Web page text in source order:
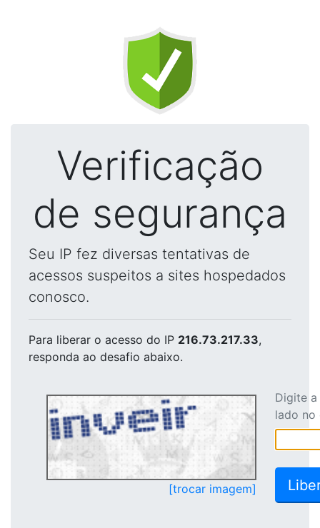
Verificação
de segurança
Seu IP fez diversas tentativas de
acessos suspeitos a sites hospedados
conosco.
Para liberar o acesso do IP 216.73.217.33,
responda ao desafio abaixo.
[trocar imagem]
Digite
lado no